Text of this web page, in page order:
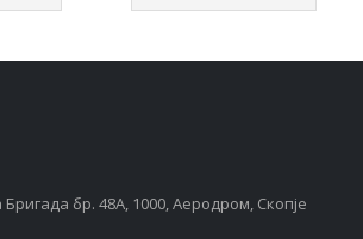
бр. 48А, 1000, Аеродром, Скопје